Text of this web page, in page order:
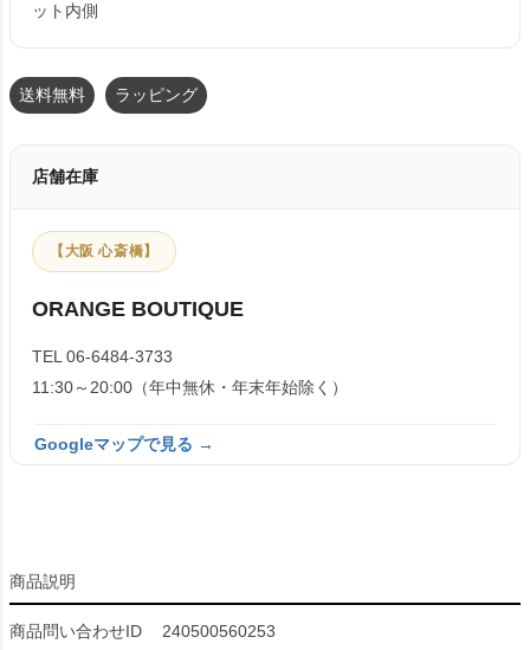
ット内側
送料無料 ラッピング
店舗在庫
【大阪 心斎橋】
ORANGE BOUTIQUE
TEL 06-6484-3733
11:30～20:00（年中無休・年末年始除く）
Googleマップで見る →
商品説明
商品問い合わせID 240500560253